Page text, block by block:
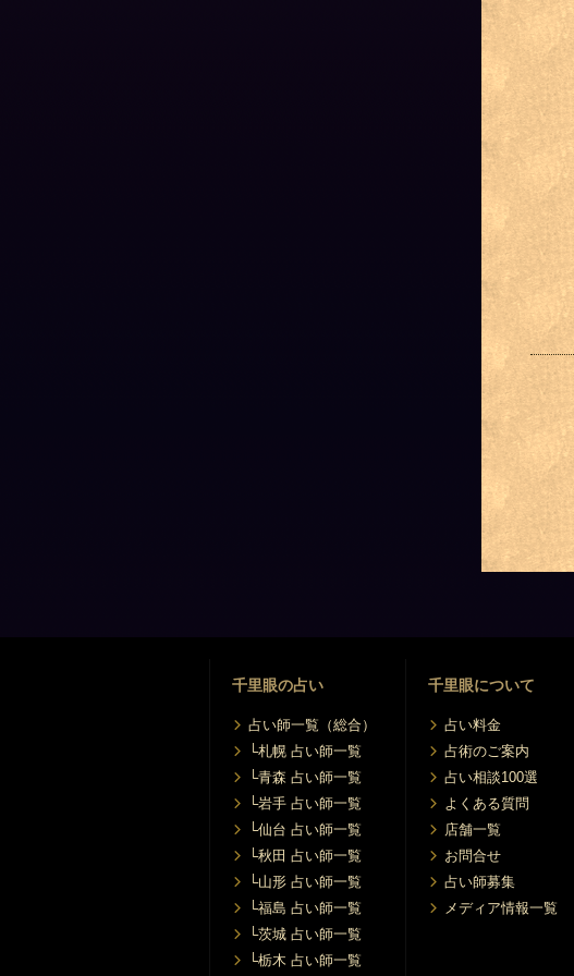
千里眼の占い
占い師一覧（総合）
└札幌 占い師一覧
└青森 占い師一覧
└岩手 占い師一覧
└仙台 占い師一覧
└秋田 占い師一覧
└山形 占い師一覧
└福島 占い師一覧
└茨城 占い師一覧
└栃木 占い師一覧
千里眼について
占い料金
占術のご案内
占い相談100選
よくある質問
店舗一覧
お問合せ
占い師募集
メディア情報一覧